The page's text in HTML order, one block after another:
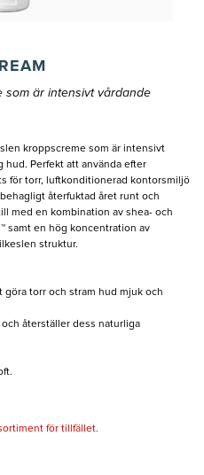
som är intensivt vårdande
kroppscreme som är intensivt
hud. Perfekt att använda efter
för torr, luftkonditionerad kontorsmiljö
återfuktad året runt och
med en kombination av shea- och
samt en hög koncentration av
struktur.
torr och stram hud mjuk och
återställer dess naturliga
för tillfället.